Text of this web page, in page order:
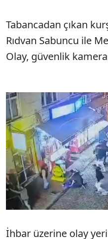
Tabancadan çıkan
Rıdvan Sabuncu ile
Olay, güvenlik
İhbar üzerine olay